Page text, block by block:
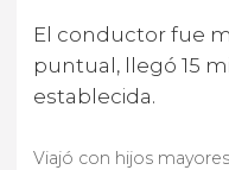
El conductor fue
puntual, llegó 15
establecida.
Viajó con hijos mayores